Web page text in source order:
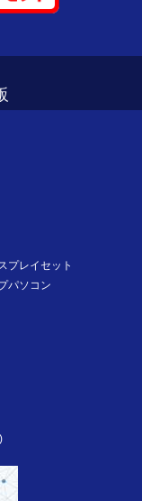
プレイセット
パソコン